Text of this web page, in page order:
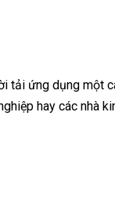
tải ứng dụng một
hay các nhà